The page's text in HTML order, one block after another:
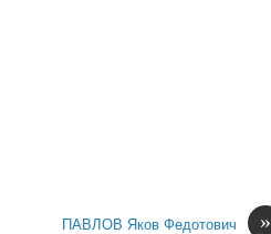
»
ПАВЛОВ Яков Федотович